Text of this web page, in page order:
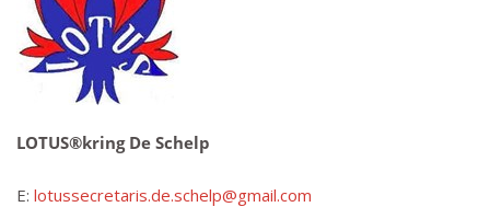
LOTUS®kring De Schelp
E: lotussecretaris.de.schelp@gmail.com